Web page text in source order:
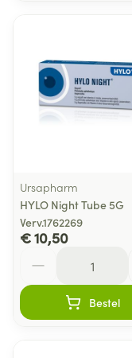
Ursapharm
HYLO Night Tube 5G
Verv.1762269
€ 10,50
Bestel